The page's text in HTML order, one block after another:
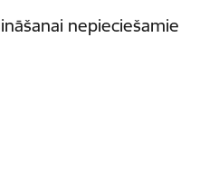
nepieciešamie